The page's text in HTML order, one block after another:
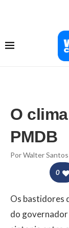
O
PMDB
PorWalter Santos
0
Os bastidores
do governador